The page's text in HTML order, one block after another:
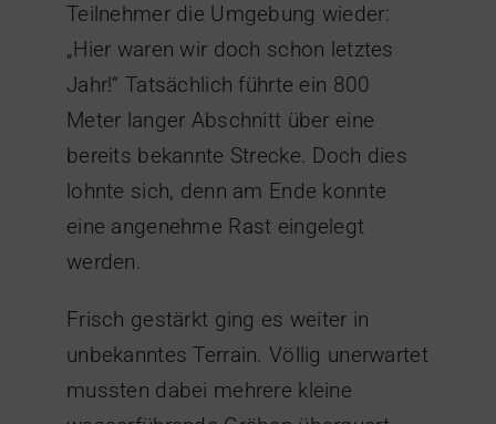
Teilnehmer die Umgebung wieder:
„Hier waren wir doch schon letztes
Jahr!“ Tatsächlich führte ein 800
Meter langer Abschnitt über eine
bereits bekannte Strecke. Doch dies
lohnte sich, denn am Ende konnte
eine angenehme Rast eingelegt
werden.
Frisch gestärkt ging es weiter in
unbekanntes Terrain. Völlig unerwartet
mussten dabei mehrere kleine